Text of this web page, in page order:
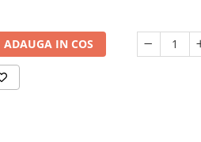
ADAUGA IN COS